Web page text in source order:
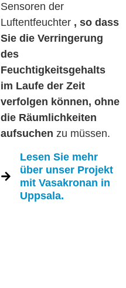
Sensoren der
Luftentfeuchter , so dass
Sie die Verringerung
des
Feuchtigkeitsgehalts
im Laufe der Zeit
verfolgen können, ohne
die Räumlichkeiten
aufsuchen zu müssen.
Lesen Sie mehr
über unser Projekt
mit Vasakronan in
Uppsala.